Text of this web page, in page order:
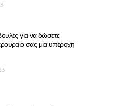
για να δώσετε
σας μια υπέροχη